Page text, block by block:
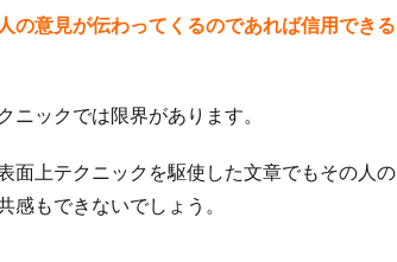
の意見が伝わってくるのであれば信用できる
ックでは限界があります。
面上テクニックを駆使した文章でもその人の
もできないでしょう。